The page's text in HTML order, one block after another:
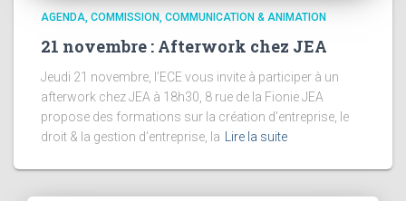
AGENDA COMMISSION COMMUNICATION & ANIMATION
21 novembre : Afterwork chez JEA
Jeudi 21 novembre, l’ECE vous invite à participer à un
afterwork chez JEA à 18h30, 8 rue de la Fionie JEA
propose des formations sur la création d’entreprise, le
droit & la gestion d’entreprise, la
Lire la suite